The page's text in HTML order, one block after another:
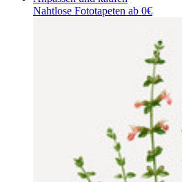
Nahtlose Fototapeten ab 0€